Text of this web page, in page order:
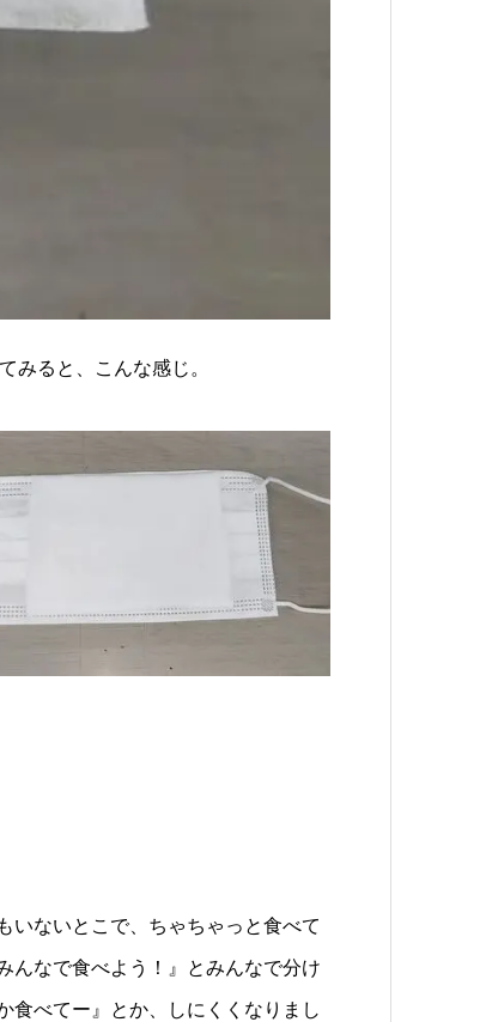
ると、こんな感じ。
いないとこで、ちゃちゃっと食べて
んなで食べよう！』とみんなで分け
食べてー』とか、しにくくなりまし